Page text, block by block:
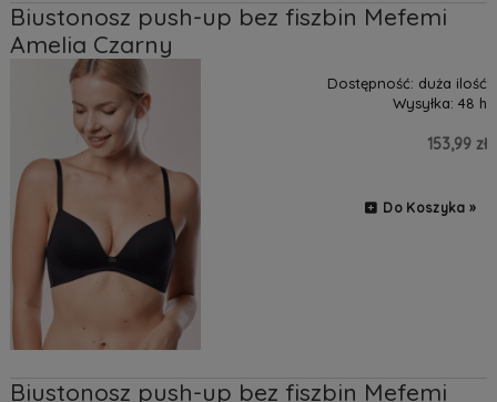
Biustonosz push-up bez fiszbin Mefemi
Amelia Czarny
Dostępność: duża ilość
Wysyłka: 48 h
153,99 zł
Do Koszyka »
Biustonosz push-up bez fiszbin Mefemi